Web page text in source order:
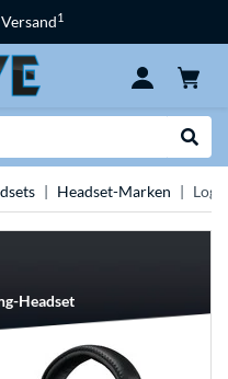
1
Headset-Marken
Headset